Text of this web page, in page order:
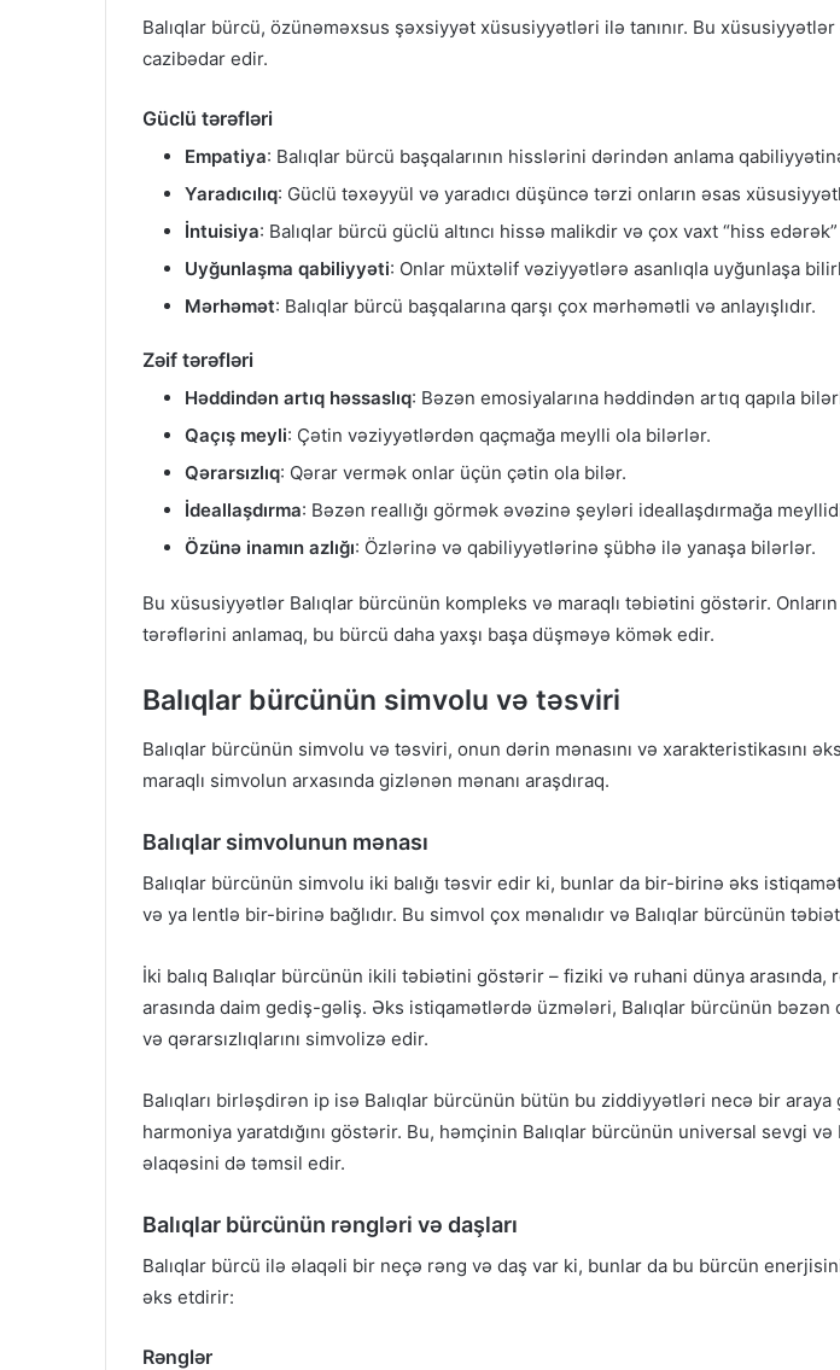
Balıqlar bürcü, özünəməxsus şəxsiyyət xüsusiyyətləri ilə tanınır. Bu xüsusiyyətlər
cazibədar edir.
Güclü tərəfləri
Empatiya: Balıqlar bürcü başqalarının hisslərini dərindən anlama
Yaradıcılıq: Güclü təxəyyül və yaradıcı düşüncə tərzi onların əsas
İntuisiya: Balıqlar bürcü güclü altıncı hissə malikdir və çox vaxt “hiss
Uyğunlaşma qabiliyyəti: Onlar müxtəlif vəziyyətlərə asanlıqla uyğunlaşa
Mərhəmət: Balıqlar bürcü başqalarına qarşı çox mərhəmətli və anlayışlıdır.
Zəif tərəfləri
Həddindən artıq həssaslıq: Bəzən emosiyalarına həddindən artıq qapıla
Qaçış meyli: Çətin vəziyyətlərdən qaçmağa meylli ola bilərlər.
Qərarsızlıq: Qərar vermək onlar üçün çətin ola bilər.
İdeallaşdırma: Bəzən reallığı görmək əvəzinə şeyləri ideallaşdırmağa
Özünə inamın azlığı: Özlərinə və qabiliyyətlərinə şübhə ilə yanaşa bilərlər.
Bu xüsusiyyətlər Balıqlar bürcünün kompleks və maraqlı təbiətini göstərir.
tərəflərini anlamaq, bu bürcü daha yaxşı başa düşməyə kömək edir.
Balıqlar bürcünün simvolu və təsviri
Balıqlar bürcünün simvolu və təsviri, onun dərin mənasını və xarakteristikasını
maraqlı simvolun arxasında gizlənən mənanı araşdıraq.
Balıqlar simvolunun mənası
Balıqlar bürcünün simvolu iki balığı təsvir edir ki, bunlar da bir-birinə əks
və ya lentlə bir-birinə bağlıdır. Bu simvol çox mənalıdır və Balıqlar bürcünün
İki balıq Balıqlar bürcünün ikili təbiətini göstərir – fiziki və ruhani dünya arasında,
arasında daim gediş-gəliş. Əks istiqamətlərdə üzmələri, Balıqlar bürcünün
və qərarsızlıqlarını simvolizə edir.
Balıqları birləşdirən ip isə Balıqlar bürcünün bütün bu ziddiyyətləri necə bir
harmoniya yaratdığını göstərir. Bu, həmçinin Balıqlar bürcünün universal sevgi
əlaqəsini də təmsil edir.
Balıqlar bürcünün rəngləri və daşları
Balıqlar bürcü ilə əlaqəli bir neçə rəng və daş var ki, bunlar da bu bürcün
əks etdirir:
Rənglər